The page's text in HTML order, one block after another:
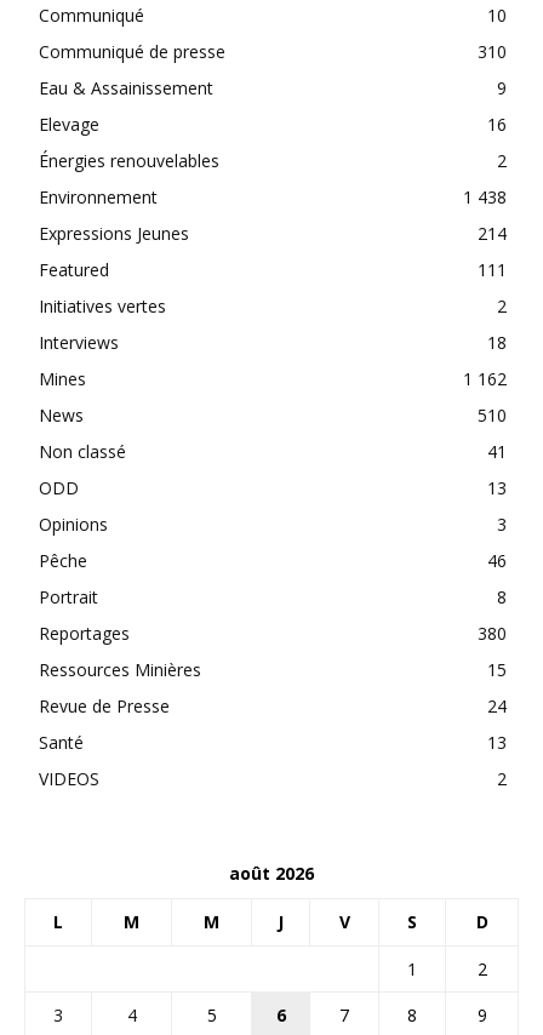
Communiqué
10
Communiqué de presse
310
Eau & Assainissement
9
Elevage
16
Énergies renouvelables
2
Environnement
1 438
Expressions Jeunes
214
Featured
111
Initiatives vertes
2
Interviews
18
Mines
1 162
News
510
Non classé
41
ODD
13
Opinions
3
Pêche
46
Portrait
8
Reportages
380
Ressources Minières
15
Revue de Presse
24
Santé
13
VIDEOS
2
août 2026
L M M J V S D
1
2
3
4 5 6 7 8
9